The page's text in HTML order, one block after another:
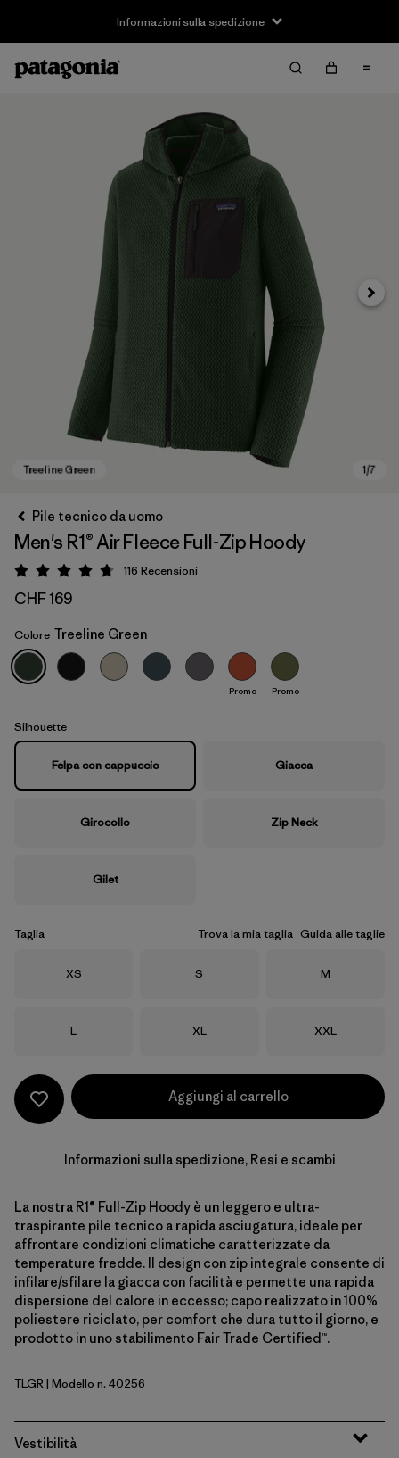
Informazioni sulla spedizione
Treeline Green
Avanti
Pile tecnico da uomo
Men's R1® Air Fleece Full-Zip Hoody
Valutazione: 4.7 / 5
116 Recensioni
CHF 169
Colore Treeline Green
Promo Promo
Silhouette
Felpa con cappuccio Giacca
Girocollo Zip Neck
Gilet
Taglia Trova la mia taglia Guida alle taglie
Taglia
XS Taglia
S Taglia
M
Taglia
L Taglia
XL Taglia
XXL
Aggiungi al carrello
Informazioni sulla spedizione, Resi e scambi
La nostra R1® Full-Zip Hoody è un leggero e ultra-
traspirante pile tecnico a rapida asciugatura, ideale per
affrontare condizioni climatiche caratterizzate da
temperature fredde. Il design con zip integrale consente di
infilare/sfilare la giacca con facilità e permette una rapida
dispersione del calore in eccesso; capo realizzato in 100%
poliestere riciclato, per comfort che dura tutto il giorno, e
prodotto in uno stabilimento Fair Trade Certified™.
Treeline Green
TLGR| Modello n. 40256
Vestibilità